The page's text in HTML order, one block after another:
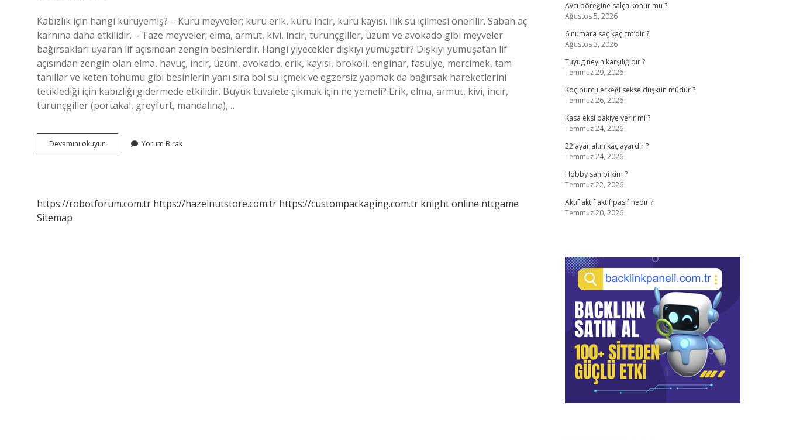
Kabızlık için hangi kuruyemiş? – Kuru meyveler; kuru erik, kuru incir, kuru kayısı. Ilık su içilmesi önerilir. Sabah aç
karnına daha etkilidir. – Taze meyveler; elma, armut, kivi, incir, turunçgiller, üzüm ve avokado gibi meyveler
bağırsakları uyaran lif açısından zengin besinlerdir. Hangi yiyecekler dışkıyı yumuşatır? Dışkıyı yumuşatan lif
açısından zengin olan elma, havuç, incir, üzüm, avokado, erik, kayısı, brokoli, enginar, fasulye, mercimek, tam
tahıllar ve keten tohumu gibi besinlerin yanı sıra bol su içmek ve egzersiz yapmak da bağırsak hareketlerini
tetiklediği için kabızlığı gidermede etkilidir. Büyük tuvalete çıkmak için ne yemeli? Erik, elma, armut, kivi, incir,
turunçgiller (portakal, greyfurt, mandalina),…
Devamını okuyun Kabızlığa
Ne
Yorum Bırak
https://robotforum.com.tr https://hazelnutstore.com.tr https://custompackaging.com.tr knight online nttgame
Sitemap
Avcı böreğine salça konur mu ?
Ağustos 5, 2026
6 numara saç kaç cm’dir ?
Ağustos 3, 2026
Tuyug neyin karşılığıdır ?
Temmuz 29, 2026
Koç burcu erkeği sekse düşkün müdür ?
Temmuz 26, 2026
Kasa eksi bakiye verir mi ?
Temmuz 24, 2026
22 ayar altın kaç ayardır ?
Temmuz 24, 2026
Hobby sahibi kim ?
Temmuz 22, 2026
Aktif aktif aktif pasif nedir ?
Temmuz 20, 2026